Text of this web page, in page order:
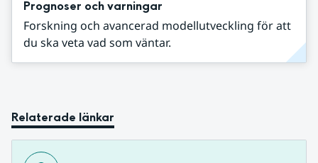
Prognoser och varningar
Forskning och avancerad modellutveckling för att
du ska veta vad som väntar.
Relaterade länkar